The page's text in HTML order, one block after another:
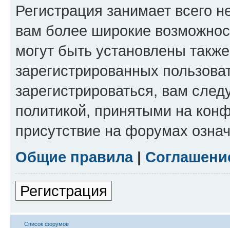
Регистрация занимает всего
вам более широкие
могут быть установлены
зарегистрированных
зарегистрироваться, вам
политикой, принятыми на
присутствие на форумах
Общие правила|
Регистрация
Список форумов